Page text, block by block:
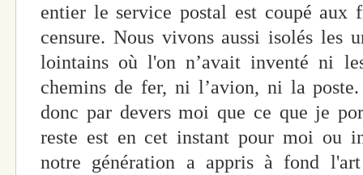
entier le service postal est coupé aux
censure. Nous vivons aussi isolés les
lointains où l'on n’avait inventé ni
chemins de fer, ni l’avion, ni la
donc par devers moi que ce que je
reste est en cet instant pour moi ou
notre génération a appris à fond